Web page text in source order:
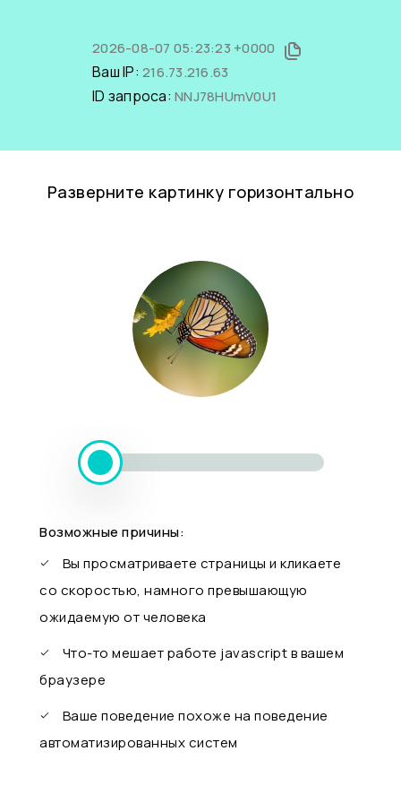
2026-08-07 05:23:23 +0000
Ваш IP: 216.73.216.63
ID запроса: NNJ78HUmV0U1
Разверните картинку горизонтально
Возможные причины:
Вы просматриваете страницы и кликаете
со скоростью, намного превышающую
ожидаемую от человека
Что-то мешает работе javascript в вашем
браузере
Ваше поведение похоже на поведение
автоматизированных систем